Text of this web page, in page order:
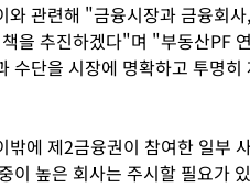
와 관련해 "금융시장과 금융회
을 추진하겠다"며 "부동산PF
수단을 시장에 명확하고 투명
밖에 제2금융권이 참여한 일부
이 높은 회사는 주시할 필요가